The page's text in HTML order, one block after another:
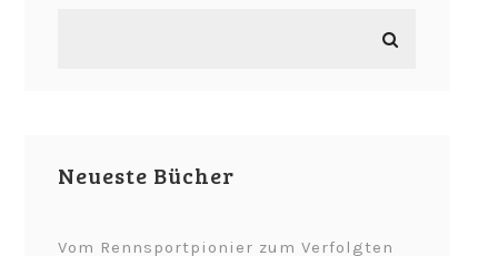
Neueste Bücher
Vom Rennsportpionier zum Verfolgten